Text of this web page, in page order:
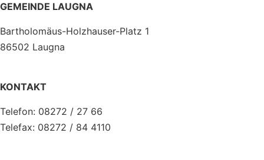
GEMEINDE LAUGNA
Bartholomäus-Holzhauser-Platz 1
86502 Laugna
KONTAKT
Telefon: 08272 / 27 66
Telefax: 08272 / 84 4110